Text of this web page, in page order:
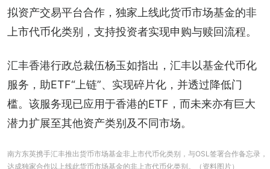
拟资产交易平台合作，独家上线此货币市场基金的非
上市代币化类别，支持投资者实现申购与赎回流程。
汇丰香港行政总裁伍杨玉如指出，汇丰以基金代币化
服务，助ETF“上链”、实现碎片化，并透过降低门
槛。该服务现已应用于香港的ETF，而未来亦有巨大
潜力扩展至其他资产类别及不同市场。
南方东英携手汇丰推出货币市场基金非上市代币化类别，与OSL签署合作备忘录，
达成独家合作以上线此货币市场基金的非上市代币化类别。（资料图片）